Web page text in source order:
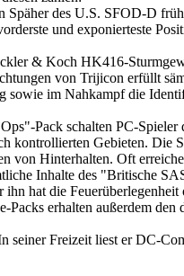
Späher des U.S. SFOD-D
und exponierteste
& Koch HK416-
von Trijicon erfüllt
im Nahkampf die
Pack schalten PC-
kontrollierten Gebieten. Die
von Hinterhalten. Oft
Inhalte des "Britische
hat die
erhalten außerdem
seiner Freizeit liest er DC-